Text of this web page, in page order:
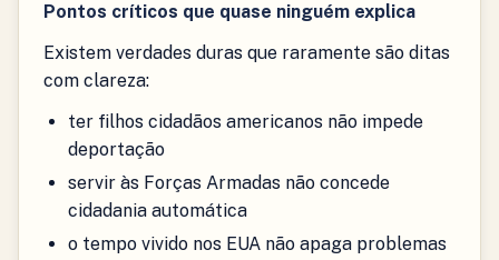
Pontos críticos que quase ninguém explica
Existem verdades duras que raramente são ditas
com clareza:
ter filhos cidadãos americanos não impede
deportação
servir às Forças Armadas não concede
cidadania automática
o tempo vivido nos EUA não apaga problemas